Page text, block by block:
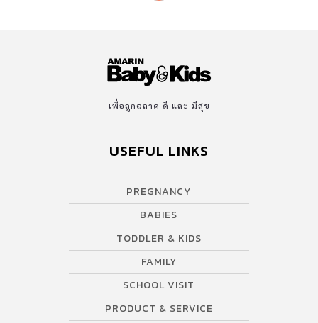
ตัวเอง หรือทำของเล่นต่างๆ […]
เพื่อลูกฉลาด ดี และ มีสุข
USEFUL LINKS
PREGNANCY
BABIES
TODDLER & KIDS
FAMILY
SCHOOL VISIT
PRODUCT & SERVICE